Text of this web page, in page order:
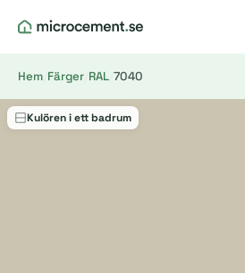
Hem Färger RAL 7040
Kulören i ett badrum